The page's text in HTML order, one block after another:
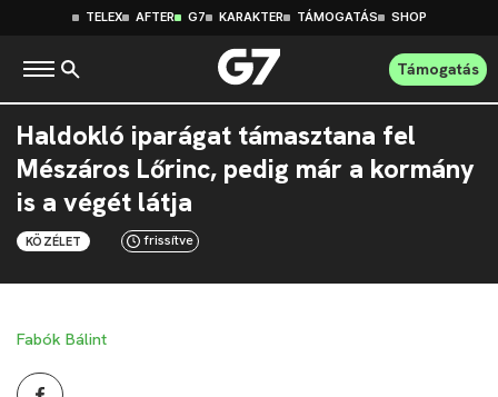
TELEX AFTER G7 KARAKTER TÁMOGATÁS SHOP
Támogatás
Haldokló iparágat támasztana fel
Mészáros Lőrinc, pedig már a kormány
is a végét látja
KÖZÉLET frissítve
Fabók Bálint